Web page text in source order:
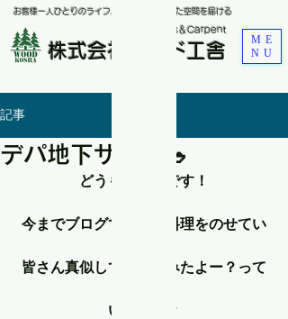
お客様一人ひとりのライフスタイルに合わせた空間を届ける
株式会社ウッド工舎
​Renovations＆Carpent
ME
NU
記事
デパ地下サラダ🥗
どうも、小畠です！
今までブログで色々な料理をのせてい
皆さん真似して作ってみたよー？って
いますか？